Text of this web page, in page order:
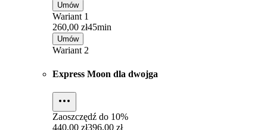
Umów
Wariant 1
260,00 zł45min
Umów
Wariant 2
Express Moon dla dwojga
Zaoszczędź do 10%
440,00 zł396,00 zł